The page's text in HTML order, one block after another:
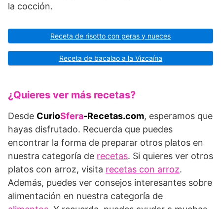
la cocción.
Receta de risotto con peras y nueces
Receta de bacalao a la Vizcaína
¿Quieres ver más recetas?
Desde CurioSfera-Recetas.com, esperamos que
hayas disfrutado. Recuerda que puedes
encontrar la forma de preparar otros platos en
nuestra categoría de recetas. Si quieres ver otros
platos con arroz, visita recetas con arroz.
Además, puedes ver consejos interesantes sobre
alimentación en nuestra categoría de